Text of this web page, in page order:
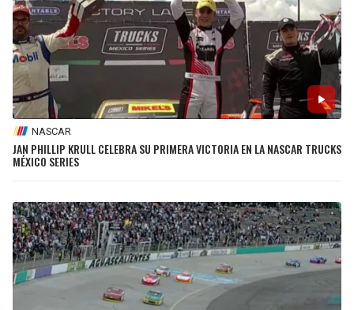
NASCAR
JAN PHILLIP KRULL CELEBRA SU PRIMERA VICTORIA EN LA NASCAR TRUCKS
MÉXICO SERIES